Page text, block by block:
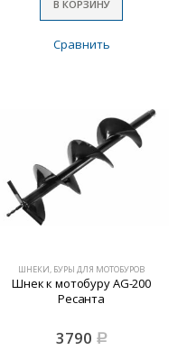
В КОРЗИНУ
Сравнить
ШНЕКИ, БУРЫ ДЛЯ МОТОБУРОВ
Шнек к мотобуру AG-200
Ресанта
3790 Р